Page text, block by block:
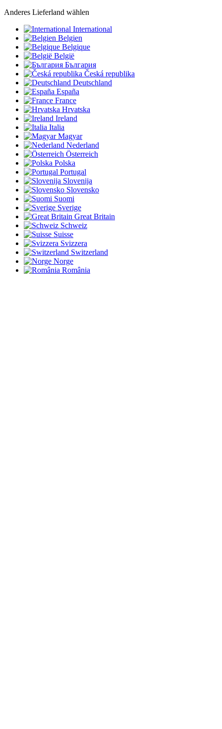
Anderes Lieferland wählen
International
Belgien
Belgique
België
България
Česká republika
Deutschland
España
France
Hrvatska
Ireland
Italia
Magyar
Nederland
Österreich
Polska
Portugal
Slovenija
Slovensko
Suomi
Sverige
Great Britain
Schweiz
Suisse
Svizzera
Switzerland
Norge
România